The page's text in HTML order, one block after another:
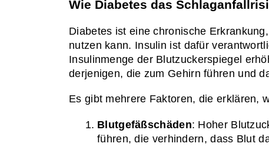
Wie Diabetes das
Diabetes ist eine chronische
nutzen kann. Insulin ist dafür
Insulinmenge der Blutzuckerspiegel
derjenigen, die zum Gehirn führen und
Es gibt mehrere Faktoren, die erklären,
Blutgefäßschäden: Hoher
führen, die verhindern, dass Blut